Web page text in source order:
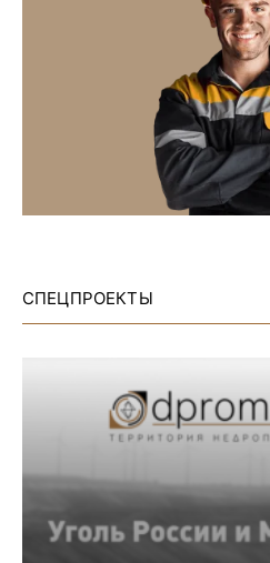
СПЕЦПРОЕКТЫ